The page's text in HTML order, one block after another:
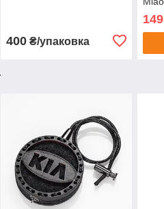
400₴/упаковка
149